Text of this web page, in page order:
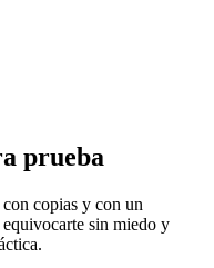
prueba
copias y con un
sin miedo y